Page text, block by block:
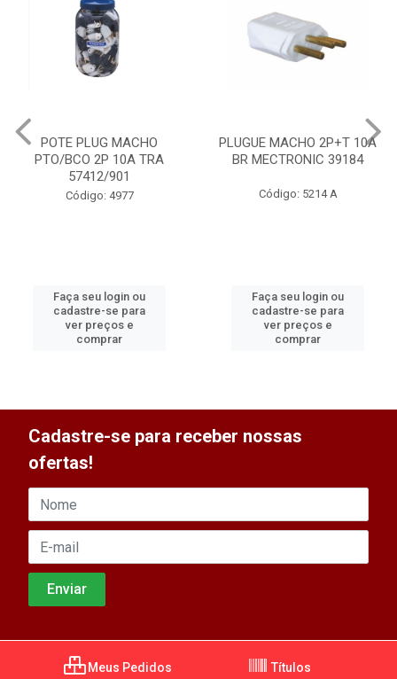
POTE PLUG MACHO
PTO/BCO 2P 10A TRA
57412/901
Código: 4977
Faça seu login ou
cadastre-se para
ver preços e
comprar
PLUGUE MACHO 2P+T 10A
BR MECTRONIC 39184
Código: 5214 A
Faça seu login ou
cadastre-se para
ver preços e
comprar
Cadastre-se para receber nossas
ofertas!
Meus Pedidos Títulos